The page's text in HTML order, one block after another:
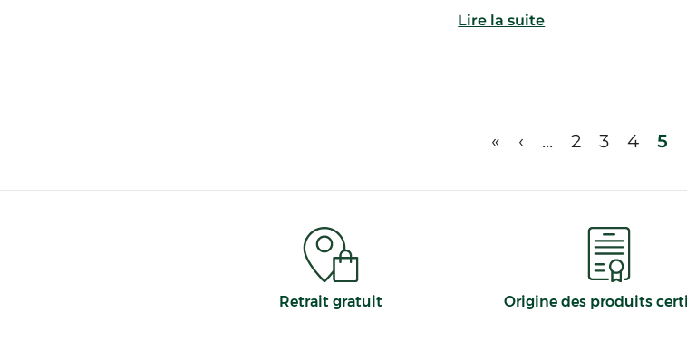
Lire la suite
« ‹ ... 2 3 4 5
Retrait gratuit Origine des produits